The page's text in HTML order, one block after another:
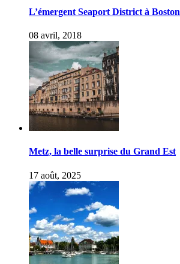
L’émergent Seaport District à Boston
08 avril, 2018
Metz, la belle surprise du Grand Est
17 août, 2025